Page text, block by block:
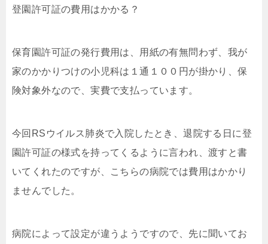
登園許可証の費用はかかる？
保育園許可証の発行費用は、用紙の有無問わず、我が
家のかかりつけの小児科は１通１００円が掛かり、保
険対象外なので、実費で支払っています。
今回RSウイルス肺炎で入院したとき、退院する日に登
園許可証の様式を持ってくるように言われ、渡すと書
いてくれたのですが、こちらの病院では費用はかかり
ませんでした。
病院によって設定が違うようですので、先に聞いてお